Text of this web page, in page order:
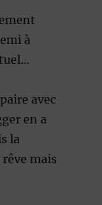
à
avec
en a
la
mais